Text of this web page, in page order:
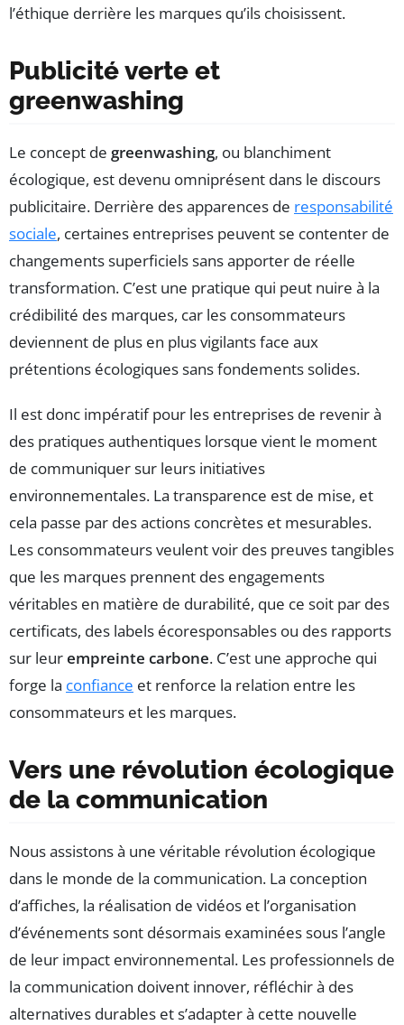
l’éthique derrière les marques qu’ils choisissent.
Publicité verte et
greenwashing
Le concept de greenwashing, ou blanchiment
écologique, est devenu omniprésent dans le discours
publicitaire. Derrière des apparences de responsabilité
sociale, certaines entreprises peuvent se contenter de
changements superficiels sans apporter de réelle
transformation. C’est une pratique qui peut nuire à la
crédibilité des marques, car les consommateurs
deviennent de plus en plus vigilants face aux
prétentions écologiques sans fondements solides.
Il est donc impératif pour les entreprises de revenir à
des pratiques authentiques lorsque vient le moment
de communiquer sur leurs initiatives
environnementales. La transparence est de mise, et
cela passe par des actions concrètes et mesurables.
Les consommateurs veulent voir des preuves tangibles
que les marques prennent des engagements
véritables en matière de durabilité, que ce soit par des
certificats, des labels écoresponsables ou des rapports
sur leurempreinte carbone. C’est une approche qui
forge la confiance et renforce la relation entre les
consommateurs et les marques.
Vers une révolution écologique
de la communication
Nous assistons à une véritable révolution écologique
dans le monde de la communication. La conception
d’affiches, la réalisation de vidéos et l’organisation
d’événements sont désormais examinées sous l’angle
de leur impact environnemental. Les professionnels de
la communication doivent innover, réfléchir à des
alternatives durables et s’adapter à cette nouvelle